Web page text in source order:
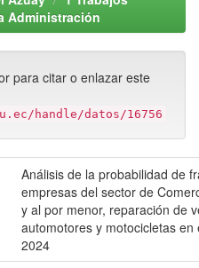
Administración
para citar o enlazar este
handle/datos/16756
Análisis de la probabilidad de
empresas del sector de
y al por menor, reparación de
automotores y motocicletas
2024